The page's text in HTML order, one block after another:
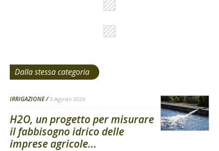
Dalla stessa categoria
IRRIGAZIONE 3 Agosto 2026
H2O, un progetto per misurare
il fabbisogno idrico delle
imprese agricole...